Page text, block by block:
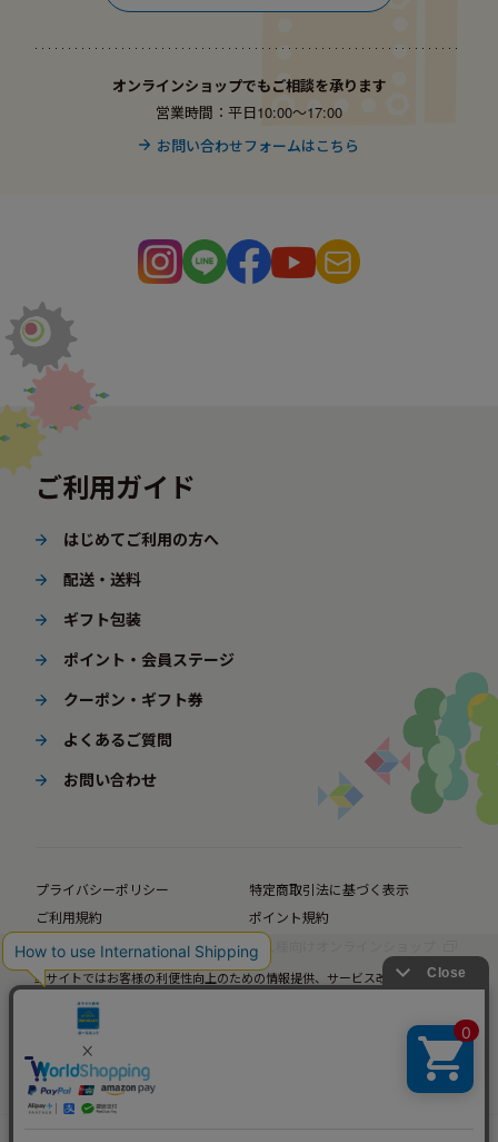
オンラインショップでもご相談を承ります
営業時間：平日10:00〜17:00
お問い合わせフォームはこちら
ご利用ガイド
はじめてご利用の方へ
配送・送料
ギフト包装
ポイント・会員ステージ
クーポン・ギフト券
よくあるご質問
お問い合わせ
プライバシーポリシー
特定商取引法に基づく表示
ご利用規約
ポイント規約
企業サイト
法人様向けオンラインショップ
当サイトではお客様の利便性向上のための情報提供、サービス改善のための分
当サイトの閲覧を継続された場合、Cookieの使用にご同意いただいたものとみ
なします。
詳細については